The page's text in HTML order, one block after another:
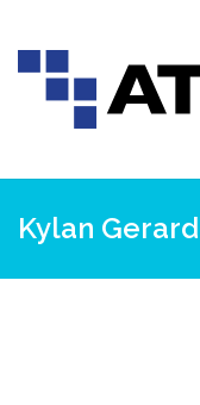
Kylan Gerard